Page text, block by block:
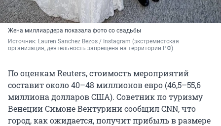
Жена миллиардера показала фото со свадьбы
Источник: Lauren Sanchez Bezos / Instagram (экстремистская
организация, деятельность запрещена на территории РФ)
По оценкам Reuters, стоимость мероприятий
составит около 40–48 миллионов евро (46,5–55,6
миллиона долларов США). Советник по туризму
Венеции Симоне Вентурини сообщил CNN, что
город, как ожидается, получит прибыль в размере